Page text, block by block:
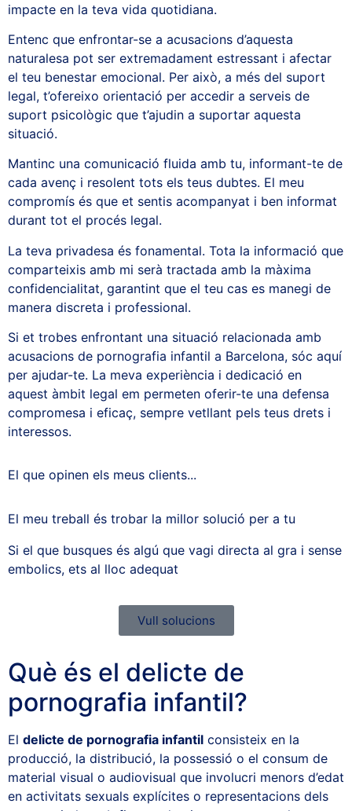
impacte en la teva vida quotidiana.
Entenc que enfrontar-se a acusacions d’aquesta
naturalesa pot ser extremadament estressant i afectar
el teu benestar emocional. Per això, a més del suport
legal, t’ofereixo orientació per accedir a serveis de
suport psicològic que t’ajudin a suportar aquesta
situació.
Mantinc una comunicació fluida amb tu, informant-te de
cada avenç i resolent tots els teus dubtes. El meu
compromís és que et sentis acompanyat i ben informat
durant tot el procés legal.
La teva privadesa és fonamental. Tota la informació que
comparteixis amb mi serà tractada amb la màxima
confidencialitat, garantint que el teu cas es manegi de
manera discreta i professional.
Si et trobes enfrontant una situació relacionada amb
acusacions de pornografia infantil a Barcelona, ​​sóc aquí
per ajudar-te. La meva experiència i dedicació en
aquest àmbit legal em permeten oferir-te una defensa
compromesa i eficaç, sempre vetllant pels teus drets i
interessos.
El que opinen els meus clients...
El meu treball és trobar la millor solució per a tu
Si el que busques és algú que vagi directa al gra i sense
embolics, ets al lloc adequat
Vull solucions
Què és el delicte de
pornografia infantil?
El delicte de pornografia infantil consisteix en la
producció, la distribució, la possessió o el consum de
material visual o audiovisual que involucri menors d’edat
en activitats sexuals explícites o representacions dels